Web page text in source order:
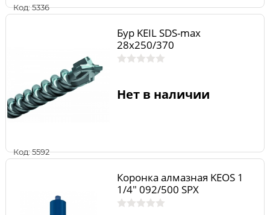
Код: 5336
Код: 5592
Бур KEIL SDS-max
28х250/370
Нет в наличии
Коронка алмазная KEOS 1
1/4" 092/500 SPX